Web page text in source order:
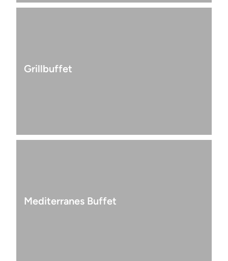
Grillbuffet
Mediterranes Buffet